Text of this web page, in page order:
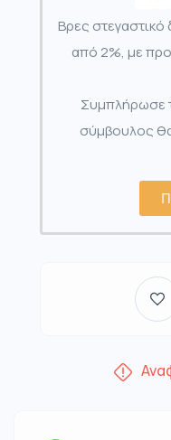
Βρες στεγαστικό
από 2%, με
Συμπλήρωσε
σύμβουλος